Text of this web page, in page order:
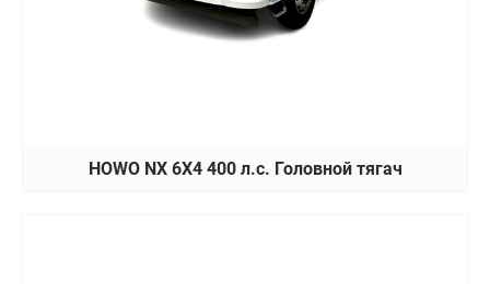
HOWO NX 6X4 400 л.с. Головной тягач